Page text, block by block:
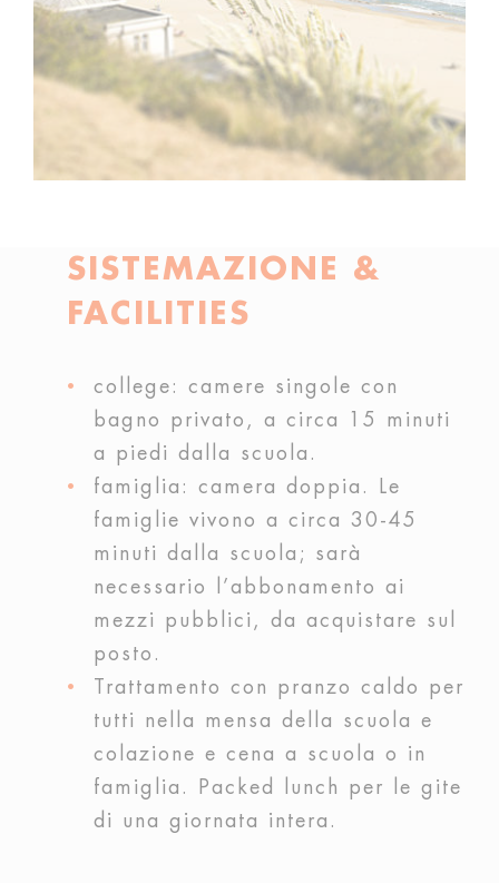
SISTEMAZIONE &
FACILITIES
college: camere singole con
bagno privato, a circa 15 minuti
a piedi dalla scuola.
famiglia: camera doppia. Le
famiglie vivono a circa 30-45
minuti dalla scuola; sarà
necessario l’abbonamento ai
mezzi pubblici, da acquistare sul
posto.
Trattamento con pranzo caldo per
tutti nella mensa della scuola e
colazione e cena a scuola o in
famiglia. Packed lunch per le gite
di una giornata intera.